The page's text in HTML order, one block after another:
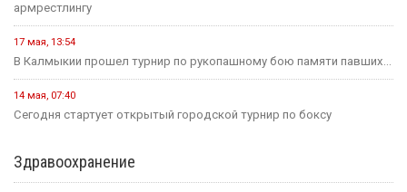
армрестлингу
17 мая, 13:54
В Калмыкии прошел турнир по рукопашному бою памяти павших...
14 мая, 07:40
Сегодня стартует открытый городской турнир по боксу
Здравоохранение